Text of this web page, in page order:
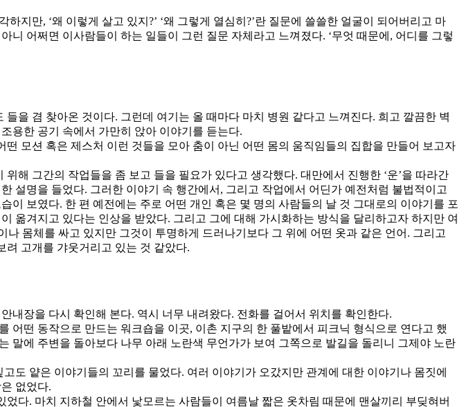
지만, ‘왜 이렇게 살고 있지?’ ‘왜 그렇게 열심히?’란 질문에 쓸쓸한 얼굴이 되어버리고 마
어쩌면 이사람들이 하는 일들이 그런 질문 자체라고 느껴졌다. ‘무엇 때문에, 어디를 그렇
을 겸 찾아온 것이다. 그런데 여기는 올 때마다 마치 병원 같다고 느껴진다. 희고 깔끔한 벽
용한 공기 속에서 가만히 앉아 이야기를 듣는다.
모션 혹은 제스처 이런 것들을 모아 춤이 아닌 어떤 몸의 움직임들의 집합을 만들어 보고자
해 그간의 작업들을 좀 보고 들을 필요가 있다고 생각했다. 대만에서 진행한 ‘운’을 따라간
설명을 들었다. 그러한 이야기 속 행간에서, 그리고 작업에서 어딘가 예전처럼 불법적이고
보였다. 한 편 예전에는 주로 어떤 개인 혹은 몇 명의 사람들의 날 것 그대로의 이야기를 포
옮겨지고 있다는 인상을 받았다. 그리고 그에 대해 가시화하는 방식을 달리하고자 하지만 여
몸체를 싸고 있지만 그것이 투명하게 드러나기보다 그 위에 어떤 옷과 같은 언어. 그리고
려 고개를 갸웃거리고 있는 것 같았다.
내장을 다시 확인해 본다. 역시 너무 내려왔다. 전화를 걸어서 위치를 확인한다.
떤 동작으로 만드는 워크숍을 이곳, 이촌 지구의 한 풀밭에서 피크닉 형식으로 연다고 했
말에 주변을 돌아보다 나무 아래 노란색 무언가가 보여 그쪽으로 발길을 돌리니 그제야 노란
도 얕은 이야기들의 꼬리를 물었다. 여러 이야기가 오갔지만 관계에 대한 이야기나 몸짓에
없었다.
다. 마치 지하철 안에서 낯모르는 사람들이 여름날 짧은 옷차림 때문에 맨살끼리 부딪혀버